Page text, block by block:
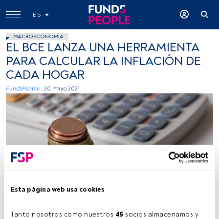
Esta página web usa cookies
Tanto nosotros como nuestros 45 socios almacenamos y
ES
MACROECONOMÍA
EL BCE LANZA UNA HERRAMIENTA
PARA CALCULAR LA INFLACIÓN DE
CADA HOGAR
FundsPeople . 20 mayo 2021
Tiempo lectura:2 min.